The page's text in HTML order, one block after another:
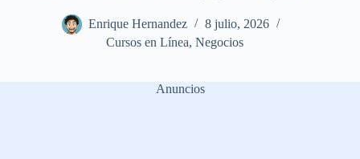
Enrique Hernandez
8 julio, 2026
Cursos en Línea, Negocios
Anuncios